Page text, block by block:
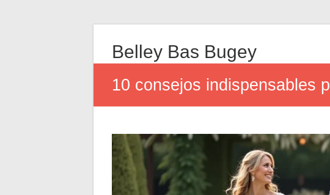
Belley Bas Bugey
10 consejos indispensables